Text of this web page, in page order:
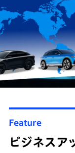
Feature
ビジネスア